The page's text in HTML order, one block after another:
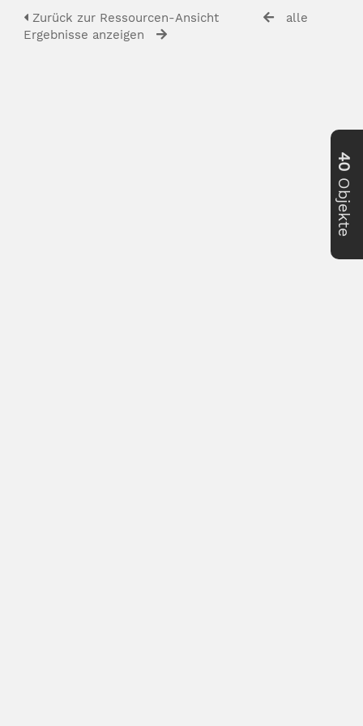
Zurück zur Ressourcen-Ansicht
alle
Ergebnisse anzeigen
40
Objekte